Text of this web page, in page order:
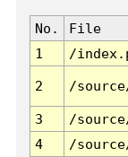
No. File
1
/
2 /
3 /
4
/